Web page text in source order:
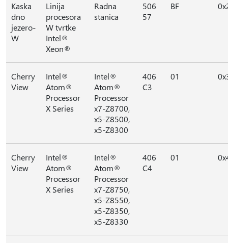
Kaska
dno
jezero-
W
Linija
procesora
W tvrtke
Intel®
Xeon®
Radna
stanica
506
57
BF
Cherry
View
Intel®
Atom®
Processor
X Series
Intel®
Atom®
Processor
x7-Z8700,
x5-Z8500,
x5-Z8300
406
C3
01
Cherry
View
Intel®
Atom®
Processor
X Series
Intel®
Atom®
Processor
x7-Z8750,
x5-Z8550,
x5-Z8350,
x5-Z8330
406
C4
01